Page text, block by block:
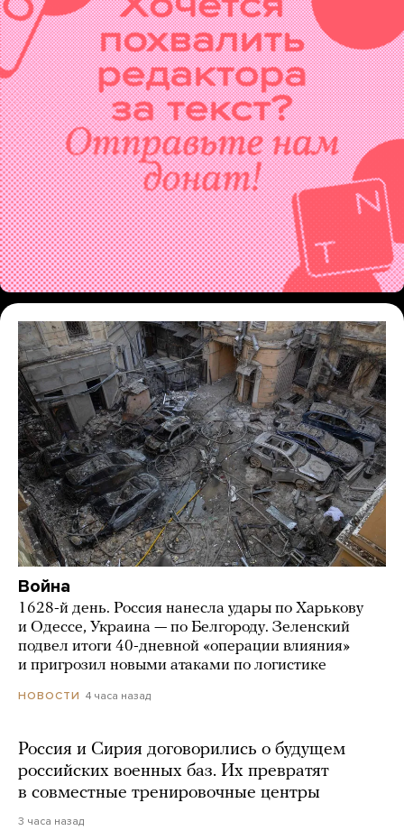
Война
1628-й день. Россия нанесла удары по Харькову
и Одессе, Украина — по Белгороду. Зеленский
подвел итоги 40-дневной «операции влияния»
и пригрозил новыми атаками по логистике
НОВОСТИ 4 часа назад
Россия и Сирия договорились о будущем
российских военных баз. Их превратят
в совместные тренировочные центры
3 часа назад